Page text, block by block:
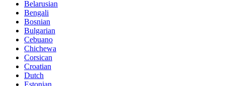
Belarusian
Bengali
Bosnian
Bulgarian
Cebuano
Chichewa
Corsican
Croatian
Dutch